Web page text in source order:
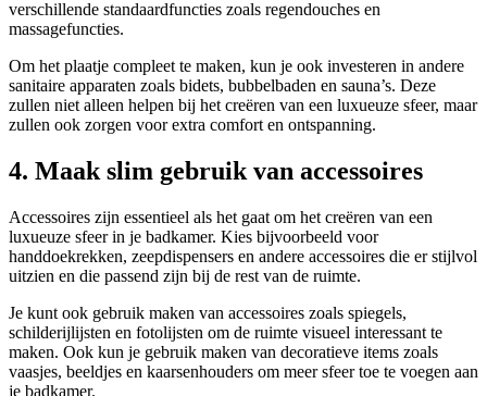
verschillende standaardfuncties zoals regendouches en
massagefuncties.
Om het plaatje compleet te maken, kun je ook investeren in andere
sanitaire apparaten zoals bidets, bubbelbaden en sauna’s. Deze
zullen niet alleen helpen bij het creëren van een luxueuze sfeer, maar
zullen ook zorgen voor extra comfort en ontspanning.
4. Maak slim gebruik van accessoires
Accessoires zijn essentieel als het gaat om het creëren van een
luxueuze sfeer in je badkamer. Kies bijvoorbeeld voor
handdoekrekken, zeepdispensers en andere accessoires die er stijlvol
uitzien en die passend zijn bij de rest van de ruimte.
Je kunt ook gebruik maken van accessoires zoals spiegels,
schilderijlijsten en fotolijsten om de ruimte visueel interessant te
maken. Ook kun je gebruik maken van decoratieve items zoals
vaasjes, beeldjes en kaarsenhouders om meer sfeer toe te voegen aan
je badkamer.